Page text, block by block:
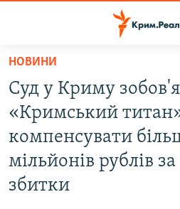
Перейти
основного
матеріалу
Перейти
до
основної
навігації
ВОДА.КРИМ
ВІДЕО ТА ФОТО
ПОЛІТИКА
БЛОГИ
НОВИНИ
Суд у Криму
«Кримський
компенсувати
мільйонів рублів за
збитки